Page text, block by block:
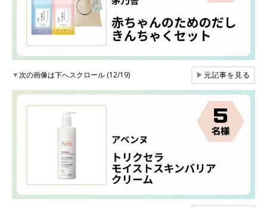
▼次の画像は下へスクロール (12/19) ▶元記事を見る